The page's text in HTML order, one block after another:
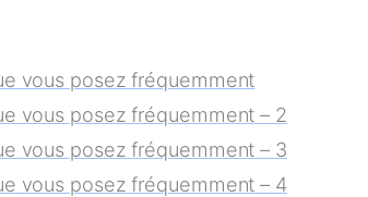
vous posez fréquemment
vous posez fréquemment – 2
vous posez fréquemment – 3
vous posez fréquemment – 4